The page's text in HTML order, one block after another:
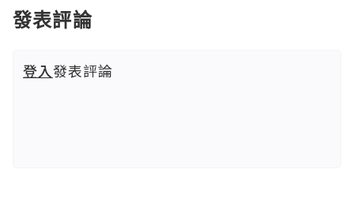
發表評論
登入發表評論